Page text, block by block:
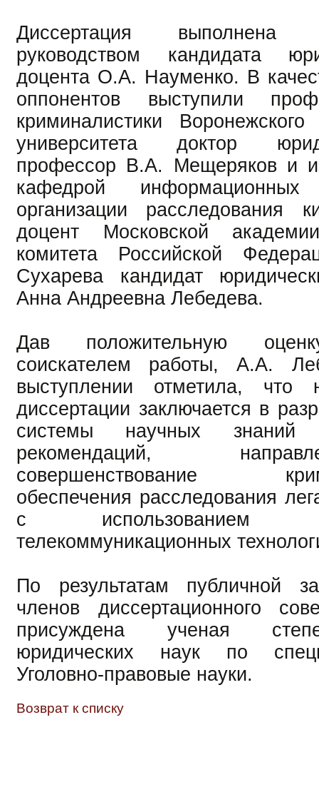
Диссертация
руководством кандидата
доцента О.А. Науменко. В
оппонентов выступили
криминалистики Воронежского
университета доктор
профессор В.А. Мещеряков и
кафедрой
организации расследования
доцент Московской
комитета Российской
Сухарева кандидат
Анна Андреевна Лебедева.
Дав положительную
соискателем работы, А.А.
выступлении отметила, что
диссертации заключается в
системы научных знаний
рекомендаций,
совершенствование
обеспечения расследования
с использованием
телекоммуникационных
По результатам публичной
членов диссертационного
присуждена ученая
юридических наук по
Уголовно-правовые науки.
Возврат к списку